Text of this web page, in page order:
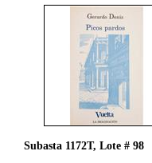
Subasta 1172T, Lote # 98